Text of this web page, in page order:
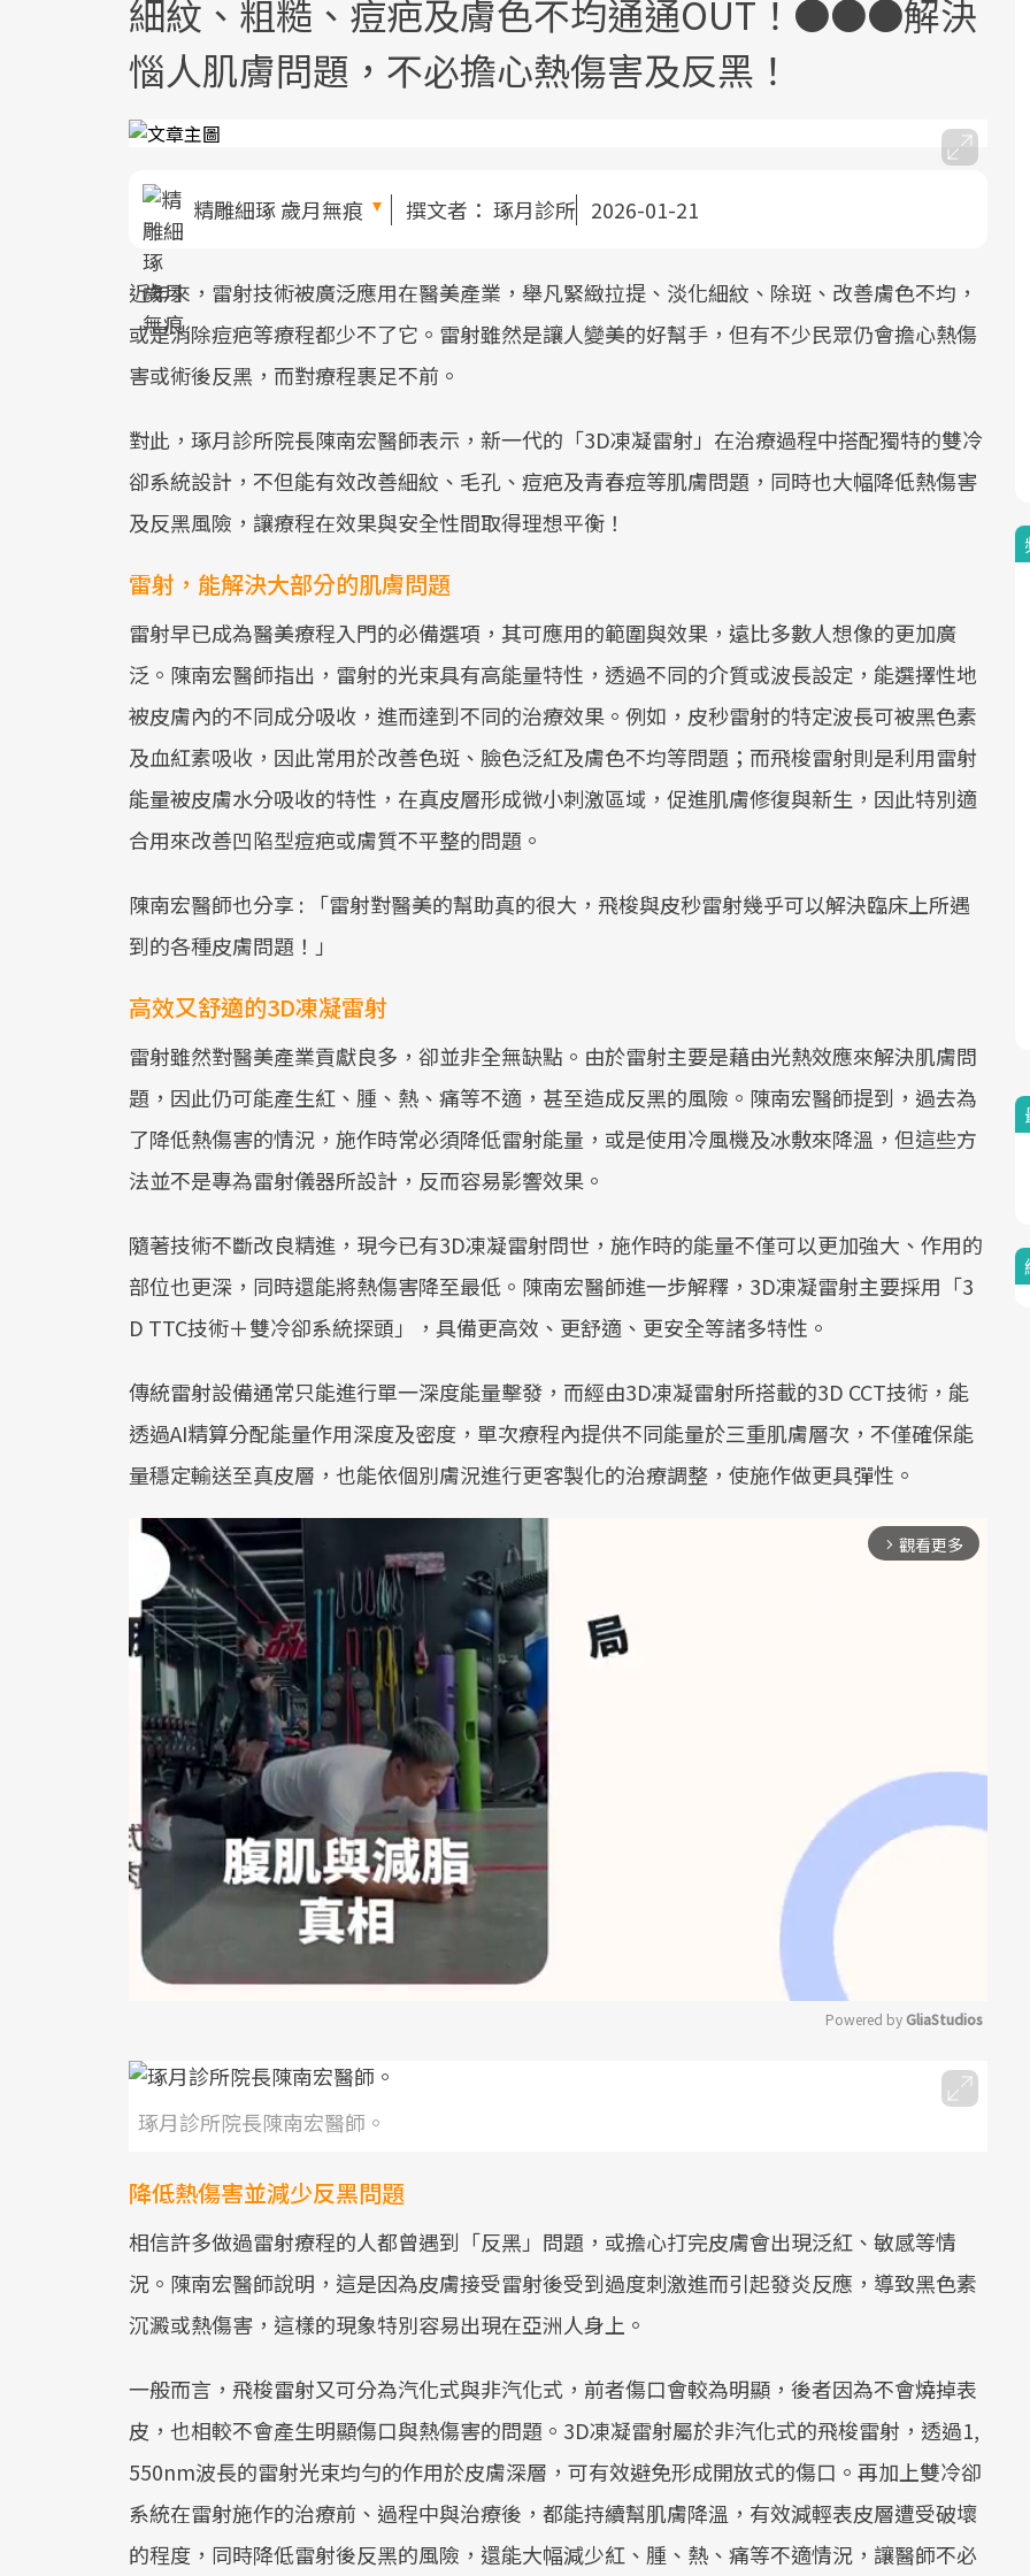
細紋、粗糙、痘疤及膚色不均通通OUT！●●●解決
惱人肌膚問題，不必擔心熱傷害及反黑！
精雕細琢 歲月無痕 撰文者： 琢月診所 2026-01-21
近年來，雷射技術被廣泛應用在醫美產業，舉凡緊緻拉提、淡化細紋、除斑、改善膚色不均，
或是消除痘疤等療程都少不了它。雷射雖然是讓人變美的好幫手，但有不少民眾仍會擔心熱傷
害或術後反黑，而對療程裹足不前。
對此，琢月診所院長陳南宏醫師表示，新一代的「3D凍凝雷射」在治療過程中搭配獨特的雙冷
卻系統設計，不但能有效改善細紋、毛孔、痘疤及青春痘等肌膚問題，同時也大幅降低熱傷害
及反黑風險，讓療程在效果與安全性間取得理想平衡！
雷射，能解決大部分的肌膚問題
雷射早已成為醫美療程入門的必備選項，其可應用的範圍與效果，遠比多數人想像的更加廣
泛。陳南宏醫師指出，雷射的光束具有高能量特性，透過不同的介質或波長設定，能選擇性地
被皮膚內的不同成分吸收，進而達到不同的治療效果。例如，皮秒雷射的特定波長可被黑色素
及血紅素吸收，因此常用於改善色斑、臉色泛紅及膚色不均等問題；而飛梭雷射則是利用雷射
能量被皮膚水分吸收的特性，在真皮層形成微小刺激區域，促進肌膚修復與新生，因此特別適
合用來改善凹陷型痘疤或膚質不平整的問題。
陳南宏醫師也分享 : 「雷射對醫美的幫助真的很大，飛梭與皮秒雷射幾乎可以解決臨床上所遇
到的各種皮膚問題！」
高效又舒適的3D凍凝雷射
雷射雖然對醫美產業貢獻良多，卻並非全無缺點。由於雷射主要是藉由光熱效應來解決肌膚問
題，因此仍可能產生紅、腫、熱、痛等不適，甚至造成反黑的風險。陳南宏醫師提到，過去為
了降低熱傷害的情況，施作時常必須降低雷射能量，或是使用冷風機及冰敷來降溫，但這些方
法並不是專為雷射儀器所設計，反而容易影響效果。
隨著技術不斷改良精進，現今已有3D凍凝雷射問世，施作時的能量不僅可以更加強大、作用的
部位也更深，同時還能將熱傷害降至最低。陳南宏醫師進一步解釋，3D凍凝雷射主要採用「3
D TTC技術＋雙冷卻系統探頭」，具備更高效、更舒適、更安全等諸多特性。
傳統雷射設備通常只能進行單一深度能量擊發，而經由3D凍凝雷射所搭載的3D CCT技術，能
透過AI精算分配能量作用深度及密度，單次療程內提供不同能量於三重肌膚層次，不僅確保能
量穩定輸送至真皮層，也能依個別膚況進行更客製化的治療調整，使施作做更具彈性。
arrow_forward_ios 觀看更多
Powered by GliaStudios
琢月診所院長陳南宏醫師。
降低熱傷害並減少反黑問題
相信許多做過雷射療程的人都曾遇到「反黑」問題，或擔心打完皮膚會出現泛紅、敏感等情
況。陳南宏醫師說明，這是因為皮膚接受雷射後受到過度刺激進而引起發炎反應，導致黑色素
沉澱或熱傷害，這樣的現象特別容易出現在亞洲人身上。
一般而言，飛梭雷射又可分為汽化式與非汽化式，前者傷口會較為明顯，後者因為不會燒掉表
皮，也相較不會產生明顯傷口與熱傷害的問題。3D凍凝雷射屬於非汽化式的飛梭雷射，透過1,
550nm波長的雷射光束均勻的作用於皮膚深層，可有效避免形成開放式的傷口。再加上雙冷卻
系統在雷射施作的治療前、過程中與治療後，都能持續幫肌膚降溫，有效減輕表皮層遭受破壞
的程度，同時降低雷射後反黑的風險，還能大幅減少紅、腫、熱、痛等不適情況，讓醫師不必
面對超高齡社會的浪潮，台灣正在快速
政策如「健康台灣推動委員會」與「長
關注的核心議題。然而，健檢不只是醫
前往專題
2025年，就到良醫生活祭體驗「一站式
全面啟動你的健康革命！
前往專題
良醫健康網從「換季的身體變化」出
建立對亞健康的認知，進而引導實際的
前往專題